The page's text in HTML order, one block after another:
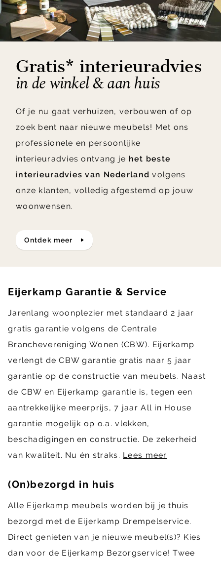
Gratis* interieuradvies
in de winkel & aan huis
Of je nu gaat verhuizen, verbouwen of op
zoek bent naar nieuwe meubels! Met ons
professionele en persoonlijke
interieuradvies ontvang je het beste
interieuradvies van Nederland volgens
onze klanten, volledig afgestemd op jouw
woonwensen.
ontdek meer
Eijerkamp Garantie & Service
Jarenlang woonplezier met standaard 2 jaar
gratis garantie volgens de Centrale
Branchevereniging Wonen (CBW). Eijerkamp
verlengt de CBW garantie gratis naar 5 jaar
garantie op de constructie van meubels. Naast
de CBW en Eijerkamp garantie is, tegen een
aantrekkelijke meerprijs, 7 jaar All in House
garantie mogelijk op o.a. vlekken,
beschadigingen en constructie. De zekerheid
van kwaliteit. Nu én straks. Lees meer
(On)bezorgd in huis
Alle Eijerkamp meubels worden bij je thuis
bezorgd met de Eijerkamp Drempelservice.
Direct genieten van je nieuwe meubel(s)? Kies
dan voor de Eijerkamp Bezorgservice! Twee